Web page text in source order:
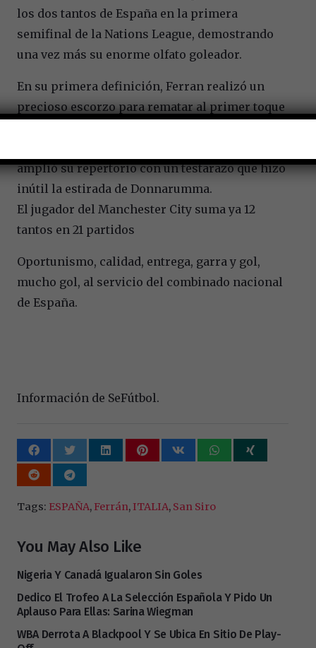
los dos tantos de España en la primera
semifinal de la Nations League, demostrando
una vez más su enorme olfato goleador.
En su primera definición, Ferran realizó un
precioso escorzo para rematar al primer toque
amplió su repertorio con un testarazo que hizo
inútil la estirada de Donnarumma.
El jugador del Manchester City suma ya 12
tantos en 21 partidos
Oportunismo, calidad, entrega, garra y gol,
mucho gol, al servicio del combinado nacional
de España.
Información de SeFútbol.
Tags: ESPAÑA, Ferrán, ITALIA, San Siro
You May Also Like
Nigeria Y Canadá Igualaron Sin Goles
Dedico El Trofeo A La Selección Española Y Pido Un
Aplauso Para Ellas: Sarina Wiegman
WBA Derrota A Blackpool Y Se Ubica En Sitio De Play-